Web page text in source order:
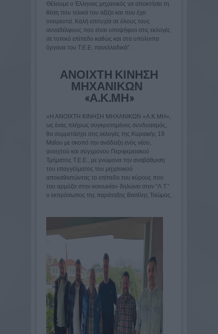
Θέλουμε ο Έλληνας μηχανικός να αποκτήσει τη
θέση που τελικά του αξίζει και που έχει
ονειρευτεί. Καλή επιτυχία σε όλους τους
συναδέλφους που είναι υποψήφιοι στις εκλογές
σε τοπικό επίπεδο καθώς και στα υπόλοιπα
όργανα του Τ.Ε.Ε. πανελλαδικά”.
ΑΝΟΙΧΤΗ ΚΙΝΗΣΗ
ΜΗΧΑΝΙΚΩΝ
«Α.Κ.ΜΗ»
«Η ΑΝΟΙΧΤΗ ΚΙΝΗΣΗ ΜΗΧΑΝΙΚΩΝ «Α.Κ.ΜΗ»,
ως ένας πλήρως συγκροτημένος συνδυασμός,
θα συμμετάσχει στις εκλογές της Κυριακής 19
Μαΐου με σκοπό την ανάδειξη ενός νέου,
ανοιχτού και σύγχρονου Περιφερειακού
Τμήματος Τ.Ε.Ε., με γνώμονα την αναβάθμιση
του επαγγέλματος του μηχανικού
αποκαθιστώντας το επίπεδο του κύρους που
του αρμόζει στην κοινωνία» δηλώνει στον “Λ.Τ.”
ο εκπρόσωπος της παράταξης Βασίλης Τσώμος.